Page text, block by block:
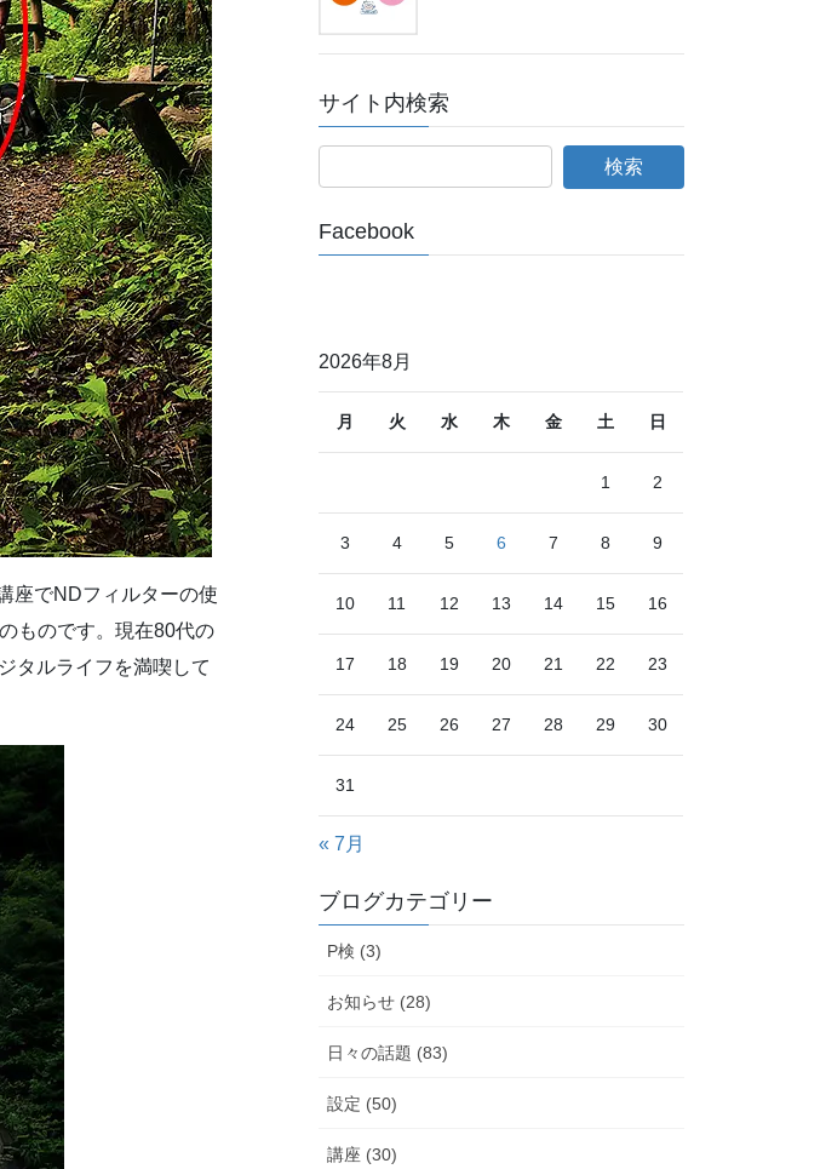
座でNDフィルターの使
ものです。現在80代の
タルライフを満喫して
サイト内検索
Facebook
2026年8月
月 火 水 木 金 土 日
1 2
3 4 5 6 7 8 9
10 11 12 13 14 15 16
17 18 19 20 21 22 23
24 25 26 27 28 29 30
31
« 7月
ブログカテゴリー
P検 (3)
お知らせ (28)
日々の話題 (83)
設定 (50)
講座 (30)